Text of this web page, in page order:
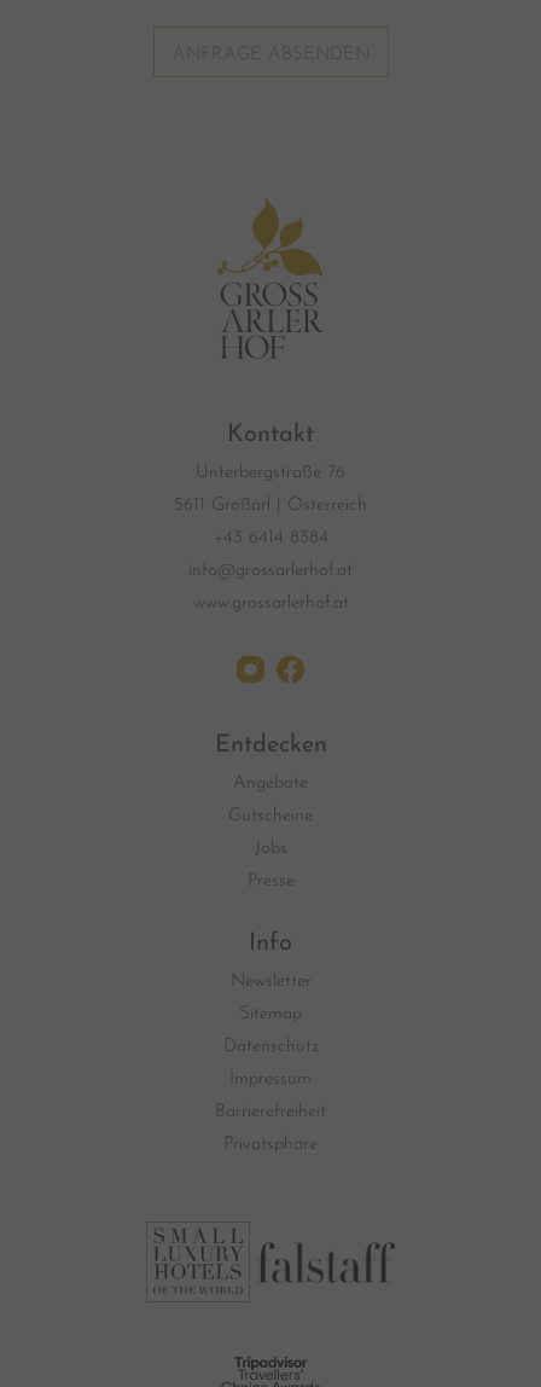
ANFRAGE ABSENDEN
Kontakt
Unterbergstraße 76
5611 Großarl | Österreich
+43 6414 8384
info@grossarlerhof.at
www.grossarlerhof.at
Entdecken
Angebote
Gutscheine
Jobs
Presse
Info
Newsletter
Sitemap
Datenschutz
Impressum
Barrierefreiheit
Privatsphäre